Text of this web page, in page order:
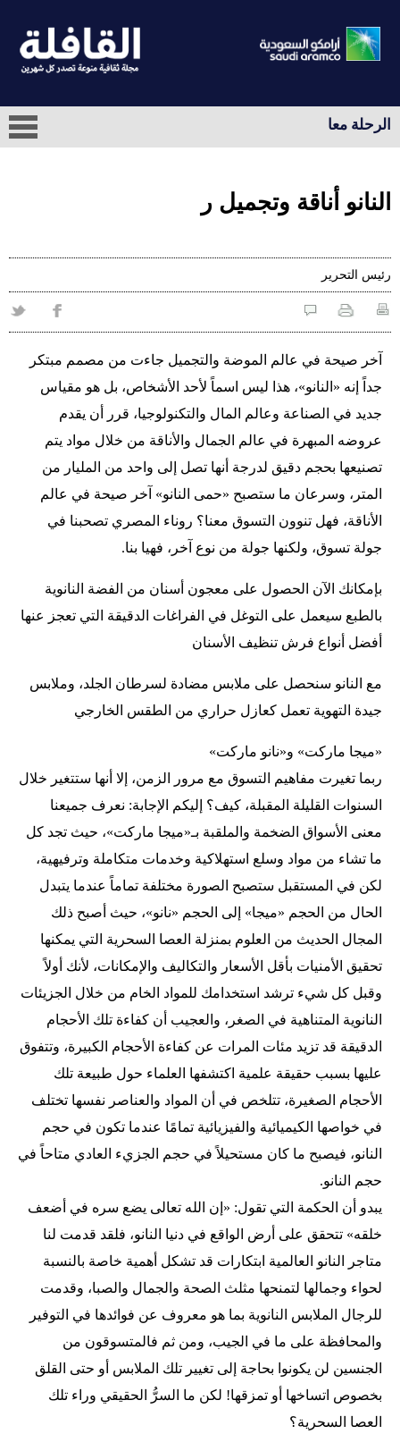
الرحلة معا
النانو أناقة وتجميل ر
رئيس التحرير
آخر صيحة في عالم الموضة والتجميل جاءت من مصمم مبتكر
جداً إنه «النانو»، هذا ليس اسماً لأحد الأشخاص، بل هو مقياس
جديد في الصناعة وعالم المال والتكنولوجيا، قرر أن يقدم
عروضه المبهرة في عالم الجمال والأناقة من خلال مواد يتم
تصنيعها بحجم دقيق لدرجة أنها تصل إلى واحد من المليار من
المتر، وسرعان ما ستصبح «حمى النانو» آخر صيحة في عالم
الأناقة، فهل تنوون التسوق معنا؟ روناء المصري تصحبنا في
جولة تسوق، ولكنها جولة من نوع آخر، فهيا بنا.
بإمكانك الآن الحصول على معجون أسنان من الفضة النانوية
بالطبع سيعمل على التوغل في الفراغات الدقيقة التي تعجز عنها
أفضل أنواع فرش تنظيف الأسنان
مع النانو سنحصل على ملابس مضادة لسرطان الجلد، وملابس
جيدة التهوية تعمل كعازل حراري من الطقس الخارجي
«ميجا ماركت» و«نانو ماركت»
ربما تغيرت مفاهيم التسوق مع مرور الزمن، إلا أنها ستتغير خلال
السنوات القليلة المقبلة، كيف؟ إليكم الإجابة: نعرف جميعنا
معنى الأسواق الضخمة والملقبة بـ«ميجا ماركت»، حيث تجد كل
ما تشاء من مواد وسلع استهلاكية وخدمات متكاملة وترفيهية،
لكن في المستقبل ستصبح الصورة مختلفة تماماً عندما يتبدل
الحال من الحجم «ميجا» إلى الحجم «نانو»، حيث أصبح ذلك
المجال الحديث من العلوم بمنزلة العصا السحرية التي يمكنها
تحقيق الأمنيات بأقل الأسعار والتكاليف والإمكانات، لأنك أولاً
وقبل كل شيء ترشد استخدامك للمواد الخام من خلال الجزيئات
النانوية المتناهية في الصغر، والعجيب أن كفاءة تلك الأحجام
الدقيقة قد تزيد مئات المرات عن كفاءة الأحجام الكبيرة، وتتفوق
عليها بسبب حقيقة علمية اكتشفها العلماء حول طبيعة تلك
الأحجام الصغيرة، تتلخص في أن المواد والعناصر نفسها تختلف
في خواصها الكيميائية والفيزيائية تمامًا عندما تكون في حجم
النانو، فيصبح ما كان مستحيلاً في حجم الجزيء العادي متاحاً في
حجم النانو.
يبدو أن الحكمة التي تقول: «إن الله تعالى يضع سره في أضعف
خلقه» تتحقق على أرض الواقع في دنيا النانو، فلقد قدمت لنا
متاجر النانو العالمية ابتكارات قد تشكل أهمية خاصة بالنسبة
لحواء وجمالها لتمنحها مثلث الصحة والجمال والصبا، وقدمت
للرجال الملابس النانوية بما هو معروف عن فوائدها في التوفير
والمحافظة على ما في الجيب، ومن ثم فالمتسوقون من
الجنسين لن يكونوا بحاجة إلى تغيير تلك الملابس أو حتى القلق
بخصوص اتساخها أو تمزقها! لكن ما السرُّ الحقيقي وراء تلك
العصا السحرية؟